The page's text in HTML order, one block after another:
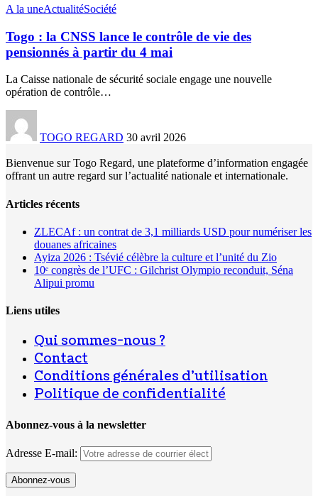
A la uneActualitéSociété
Togo : la CNSS lance le contrôle de vie des
pensionnés à partir du 4 mai
La Caisse nationale de sécurité sociale engage une nouvelle
opération de contrôle…
TOGO REGARD 30 avril 2026
Bienvenue sur Togo Regard, une plateforme d’information engagée
offrant un autre regard sur l’actualité nationale et internationale.
Articles récents
ZLECAf : un contrat de 3,1 milliards USD pour numériser les
douanes africaines
Ayiza 2026 : Tsévié célèbre la culture et l’unité du Zio
10ᵉ congrès de l’UFC : Gilchrist Olympio reconduit, Séna
Alipui promu
Liens utiles
Qui sommes-nous ?
Contact
Conditions générales d’utilisation
Politique de confidentialité
Abonnez-vous à la newsletter
Adresse E-mail: